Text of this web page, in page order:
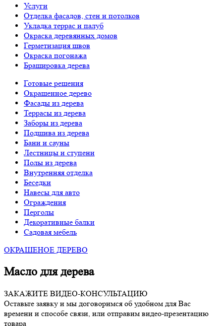
Услуги
Отделка фасадов, стен и потолков
Укладка террас и палуб
Окраска деревянных домов
Герметизация швов
Окраска погонажа
Брашировка дерева
Готовые решения
Окрашенное дерево
Фасады из дерева
Террасы из дерева
Заборы из дерева
Подшива из дерева
Бани и сауны
Лестницы и ступени
Полы из дерева
Внутренняя отделка
Беседки
Навесы для авто
Ограждения
Перголы
Декоративные балки
Садовая мебель
ОКРАШЕНОЕ ДЕРЕВО
Масло для дерева
ЗАКАЖИТЕ ВИДЕО-КОНСУЛЬТАЦИЮ
Оставьте заявку и мы договоримся об удобном для Вас
времени и способе связи, или отправим видео-презентацию
товара